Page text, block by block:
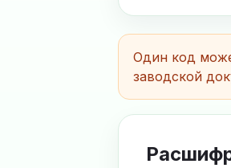
Один код
заводской